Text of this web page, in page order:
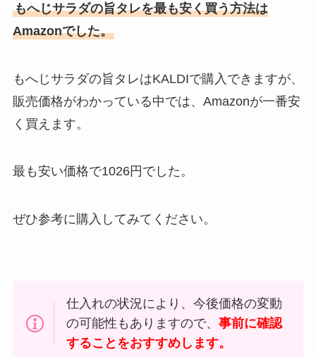
もへじサラダの旨タレを最も安く買う方法は
Amazonでした。
もへじサラダの旨タレはKALDIで購入できますが、
販売価格がわかっている中では、Amazonが一番安
く買えます。
最も安い価格で1026円でした。
ぜひ参考に購入してみてください。
仕入れの状況により、今後価格の変動
の可能性もありますので、事前に確認
することをおすすめします。